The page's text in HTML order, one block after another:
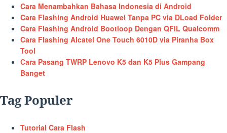
Cara Menambahkan Bahasa Indonesia di Android
Cara Flashing Android Huawei Tanpa PC via DLoad Folder
Cara Flashing Android Bootloop Dengan QFIL Qualcomm
Cara Flashing Alcatel One Touch 6010D via Piranha Box
Tool
Cara Pasang TWRP Lenovo K5 dan K5 Plus Gampang
Banget
Tag Populer
Tutorial Cara Flash